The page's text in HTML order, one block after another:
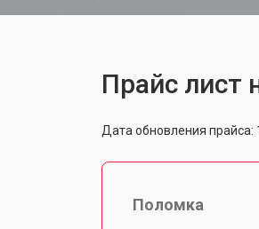
Прайс лист
Дата обновления прайса:
Поломка